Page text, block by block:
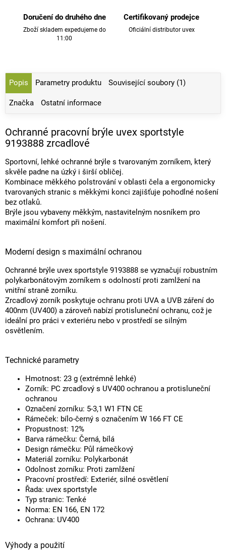
Doručení do druhého dne
Zboží skladem expedujeme do
11:00
Certifikovaný prodejce
Oficiální distributor uvex
Popis Parametry produktu Související soubory (1)
Značka Ostatní informace
Ochranné pracovní brýle uvex sportstyle
9193888 zrcadlové
Sportovní, lehké ochranné brýle s tvarovaným zorníkem, který
skvěle padne na úzký i širší obličej.
Kombinace měkkého polstrování v oblasti čela a ergonomicky
tvarovaných stranic s měkkými konci zajišťuje pohodlné nošení
bez otlaků.
Brýle jsou vybaveny měkkým, nastavitelným nosníkem pro
maximální komfort při nošení.
Moderní design s maximální ochranou
Ochranné brýle uvex sportstyle 9193888 se vyznačují robustním
polykarbonátovým zorníkem s odolností proti zamlžení na
vnitřní straně zorníku.
Zrcadlový zorník poskytuje ochranu proti UVA a UVB záření do
400nm (UV400) a zároveň nabízí protisluneční ochranu, což je
ideální pro práci v exteriéru nebo v prostředí se silným
osvětlením.
Technické parametry
Hmotnost: 23 g (extrémně lehké)
Zorník: PC zrcadlový s UV400 ochranou a protisluneční
ochranou
Označení zorníku: 5-3,1 W1 FTN CE
Rámeček: bílo-černý s označením W 166 FT CE
Propustnost: 12%
Barva rámečku: Černá, bílá
Design rámečku: Půl rámečkový
Materiál zorníku: Polykarbonát
Odolnost zorníku: Proti zamlžení
Pracovní prostředí: Exteriér, silné osvětlení
Řada: uvex sportstyle
Typ stranic: Tenké
Norma: EN 166, EN 172
Ochrana: UV400
Výhody a použití